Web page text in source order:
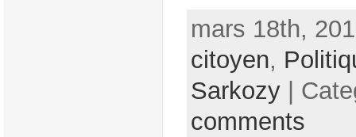
mars 18th,
citoyen,
Sarkozy|
comments